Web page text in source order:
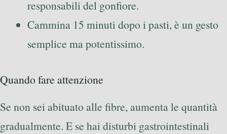
responsabili del gonfiore.
Cammina 15 minuti dopo i pasti, è un gesto
semplice ma potentissimo.
Quando fare attenzione
Se non sei abituato alle fibre, aumenta le quantità
gradualmente. E se hai disturbi gastrointestinali